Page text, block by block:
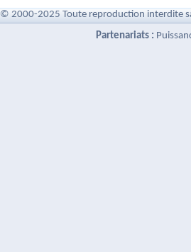
© 2000-2025 Toute reproduction interdite
Partenariats :